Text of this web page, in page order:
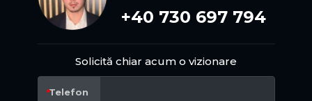
+40 730 697 794
Solicită chiar acum o vizionare
Telefon